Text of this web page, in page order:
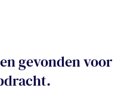
gevonden voor